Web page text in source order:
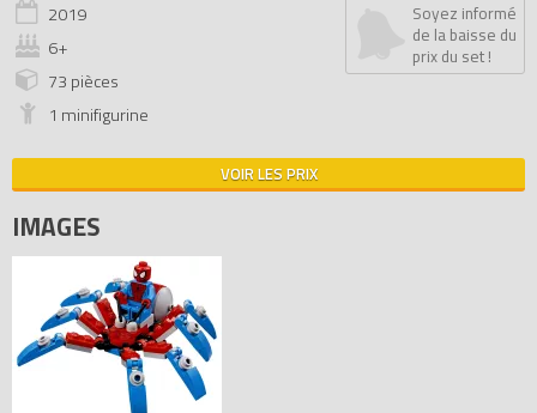
2019
6+
73 pièces
1 minifigurine
Soyez informé
de la baisse du
prix du set !
VOIR LES PRIX
IMAGES